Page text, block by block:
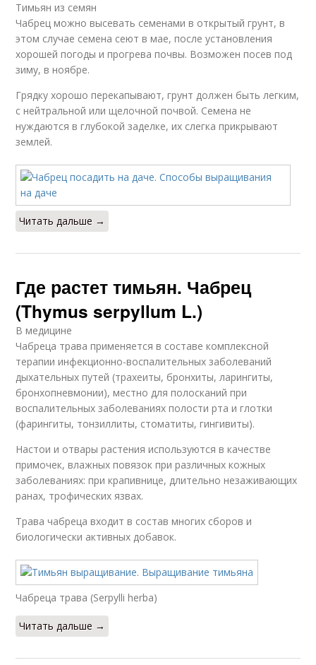
Тимьян из семян
Чабрец можно высевать семенами в открытый грунт, в
этом случае семена сеют в мае, после установления
хорошей погоды и прогрева почвы. Возможен посев под
зиму, в ноябре.
Грядку хорошо перекапывают, грунт должен быть легким,
с нейтральной или щелочной почвой. Семена не
нуждаются в глубокой заделке, их слегка прикрывают
землей.
Читать дальше →
Где растет тимьян. Чабрец
(Thymus serpyllum L.)
В медицине
Чабреца трава применяется в составе комплексной
терапии инфекционно-воспалительных заболеваний
дыхательных путей (трахеиты, бронхиты, ларингиты,
бронхопневмонии), местно для полосканий при
воспалительных заболеваниях полости рта и глотки
(фарингиты, тонзиллиты, стоматиты, гингивиты).
Настои и отвары растения используются в качестве
примочек, влажных повязок при различных кожных
заболеваниях: при крапивнице, длительно незаживающих
ранах, трофических язвах.
Трава чабреца входит в состав многих сборов и
биологически активных добавок.
Чабреца трава (Serpylli herba)
Читать дальше →